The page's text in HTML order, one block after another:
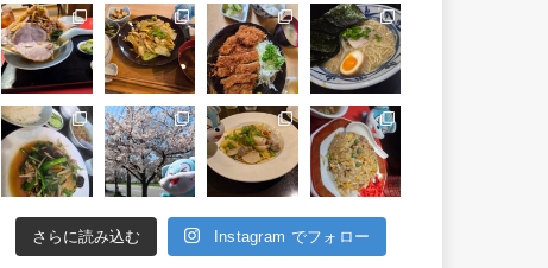
さらに読み込む Instagram でフォロー